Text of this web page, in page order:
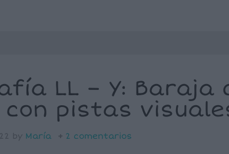
LL – Y: Baraja
pistas
by María 2 comentarios